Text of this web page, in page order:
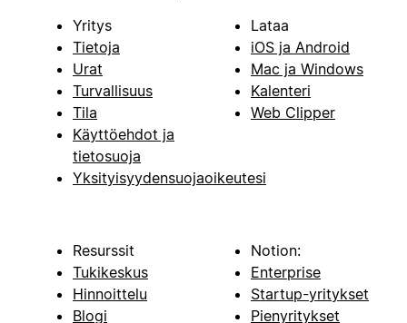
Yritys
Tietoja
Urat
Turvallisuus
Tila
Käyttöehdot ja
tietosuoja
Yksityisyydensuojaoikeutesi
Lataa
iOS ja Android
Mac ja Windows
Kalenteri
Web Clipper
Resurssit
Tukikeskus
Hinnoittelu
Blogi
Notion:
Enterprise
Startup-yritykset
Pienyritykset